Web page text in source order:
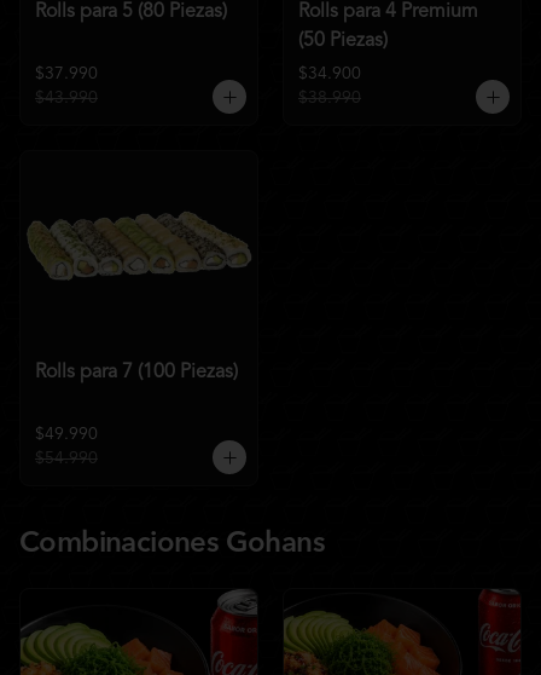
Rolls para 5 (80 Piezas)
$37.990
$43.990
Rolls para 4 Premium
(50 Piezas)
$34.900
$38.990
Rolls para 7 (100 Piezas)
$49.990
$54.990
Combinaciones Gohans